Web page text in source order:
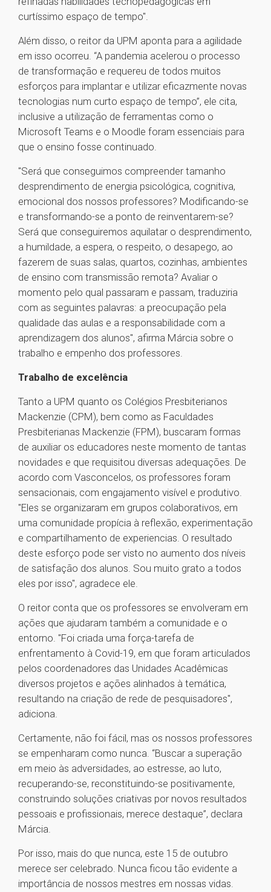
curtíssimo espaço de tempo".
Além disso, o reitor da UPM aponta para a agilidade
em isso ocorreu. “A pandemia acelerou o processo
de transformação e requereu de todos muitos
esforços para implantar e utilizar eficazmente novas
tecnologias num curto espaço de tempo”, ele cita,
inclusive a utilização de ferramentas como o
Microsoft Teams e o Moodle foram essenciais para
que o ensino fosse continuado.
"Será que conseguimos compreender tamanho
desprendimento de energia psicológica, cognitiva,
emocional dos nossos professores? Modificando-se
e transformando-se a ponto de reinventarem-se?
Será que conseguiremos aquilatar o desprendimento,
a humildade, a espera, o respeito, o desapego, ao
fazerem de suas salas, quartos, cozinhas, ambientes
de ensino com transmissão remota? Avaliar o
momento pelo qual passaram e passam, traduziria
com as seguintes palavras: a preocupação pela
qualidade das aulas e a responsabilidade com a
aprendizagem dos alunos", afirma Márcia sobre o
trabalho e empenho dos professores.
Trabalho de excelência
Tanto a UPM quanto os Colégios Presbiterianos
Mackenzie (CPM), bem como as Faculdades
Presbiterianas Mackenzie (FPM), buscaram formas
de auxiliar os educadores neste momento de tantas
novidades e que requisitou diversas adequações. De
acordo com Vasconcelos, os professores foram
sensacionais, com engajamento visível e produtivo.
"Eles se organizaram em grupos colaborativos, em
uma comunidade propícia à reflexão, experimentação
e compartilhamento de experiencias. O resultado
deste esforço pode ser visto no aumento dos níveis
de satisfação dos alunos. Sou muito grato a todos
eles por isso", agradece ele.
O reitor conta que os professores se envolveram em
ações que ajudaram também a comunidade e o
entorno. "Foi criada uma força-tarefa de
enfrentamento à Covid-19, em que foram articulados
pelos coordenadores das Unidades Acadêmicas
diversos projetos e ações alinhados à temática,
resultando na criação de rede de pesquisadores",
adiciona.
Certamente, não foi fácil, mas os nossos professores
se empenharam como nunca. “Buscar a superação
em meio às adversidades, ao estresse, ao luto,
recuperando-se, reconstituindo-se positivamente,
construindo soluções criativas por novos resultados
pessoais e profissionais, merece destaque”, declara
Márcia.
Por isso, mais do que nunca, este 15 de outubro
merece ser celebrado. Nunca ficou tão evidente a
importância de nossos mestres em nossas vidas.